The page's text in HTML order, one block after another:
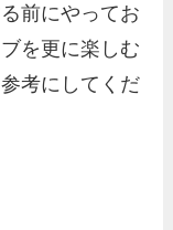
前にやってお
を更に楽しむ
考にしてくだ